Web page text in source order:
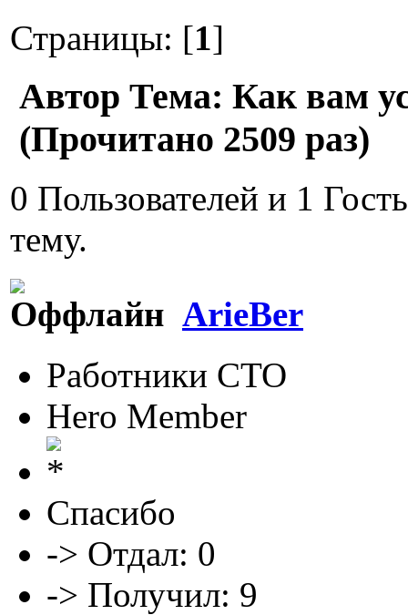
Страницы: [1]
Автор Тема: Как вам
(Прочитано 2509 раз)
0 Пользователей и 1
тему.
ArieBer
Работники СТО
Hero Member
Спасибо
-> Отдал: 0
-> Получил: 9